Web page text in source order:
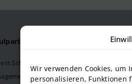
Wir verwenden Cookies, um
personalisieren, Funktionen
School an der Steinbeis-Hochschule
School der Steinbeis Hochschule